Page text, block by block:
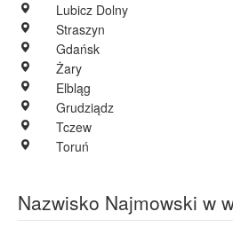
Lubicz Dolny
Straszyn
Gdańsk
Żary
Elbląg
Grudziądz
Tczew
Toruń
Ciesław
Starza
Nazwisko Najmowski w